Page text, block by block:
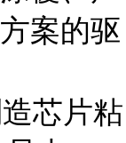
案的驱
芯片粘